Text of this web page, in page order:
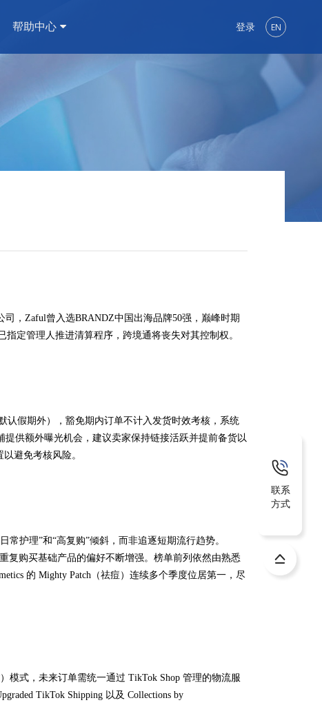
登录 EN
帮助中心
，Zaful曾入选BRANDZ中国出海品牌50强，巅峰时期
定管理人推进清算程序，跨境通将丧失对其控制权。
认假期外），豁免期内订单不计入发货时效考核，系统
供额外曝光机会，建议卖家保持链接活跃并提前备货以
避免考核风险。
护理”和“高复购”倾斜，而非追逐短期流行趋势。
复购买基础产品的偏好不断增强。榜单前列依然由熟悉
的 Mighty Patch（祛痘）连续多个季度位居第一，尽
模式，未来订单需统一通过 TikTok Shop 管理的物流服
TikTok Shipping 以及 Collections by
联系
方式